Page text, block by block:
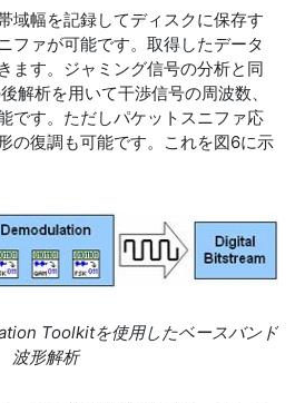
域幅を記録してディスクに保存す
ファが可能です。取得したデータ
ます。ジャミング信号の分析と同
解析を用いて干渉信号の周波数、
です。ただしパケットスニファ応
の復調も可能です。これを図6に示
Toolkitを使用したベースバンド
波形解析